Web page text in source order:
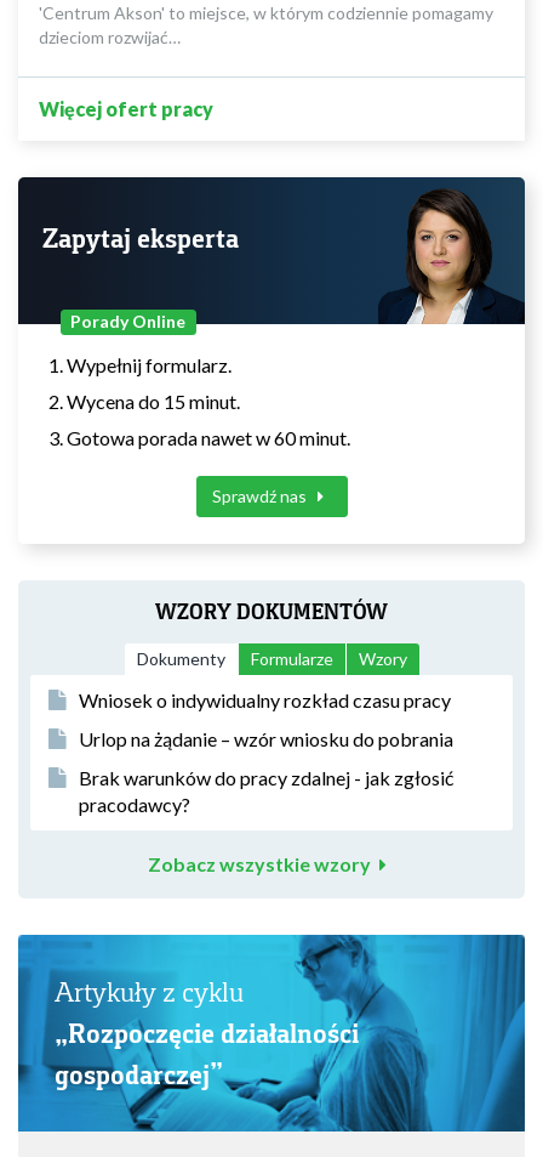
'Centrum Akson' to miejsce, w którym codziennie pomagamy
dzieciom rozwijać…
Więcej ofert pracy
Zapytaj eksperta
Porady Online
Wypełnij formularz.
Wycena do 15 minut.
Gotowa porada nawet w 60 minut.
Sprawdź nas
WZORY DOKUMENTÓW
Dokumenty Formularze Wzory
Wniosek o indywidualny rozkład czasu pracy
Urlop na żądanie – wzór wniosku do pobrania
Brak warunków do pracy zdalnej - jak zgłosić
pracodawcy?
Zobacz wszystkie wzory
Artykuły z cyklu
„Rozpoczęcie działalności
gospodarczej”